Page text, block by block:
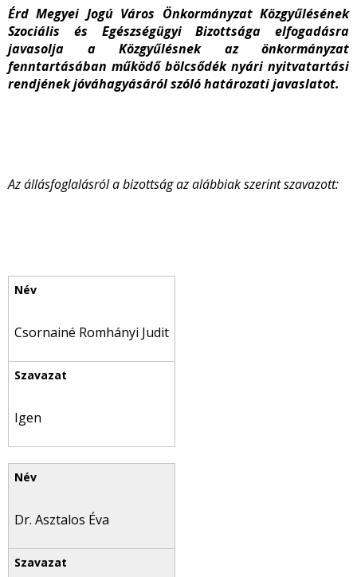
Érd Megyei Jogú Város Önkormányzat Közgyűlésének
Szociális és Egészségügyi Bizottsága elfogadásra
javasolja a Közgyűlésnek az önkormányzat
fenntartásában működő bölcsődék nyári nyitvatartási
rendjének jóváhagyásáról szólóhatározati javaslatot.
Az állásfoglalásról a bizottság az alábbiak szerint szavazott:
Csornainé Romhányi Judit
Igen
Dr. Asztalos Éva